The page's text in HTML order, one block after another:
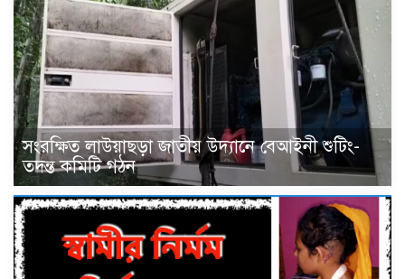
সংরক্ষিত লাউয়াছড়া জাতীয় উদ্যানে বেআইনী শুটিং-
তদন্ত কমিটি গঠন